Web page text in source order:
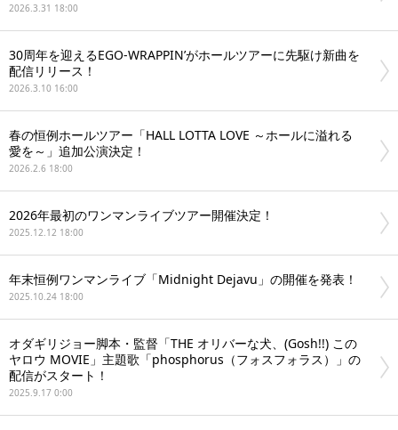
2026.3.31 18:00
30周年を迎えるEGO-WRAPPIN’がホールツアーに先駆け新曲を
配信リリース！
2026.3.10 16:00
春の恒例ホールツアー「HALL LOTTA LOVE ～ホールに溢れる
愛を～」追加公演決定！
2026.2.6 18:00
2026年最初のワンマンライブツアー開催決定！
2025.12.12 18:00
年末恒例ワンマンライブ「Midnight Dejavu」の開催を発表！
2025.10.24 18:00
オダギリジョー脚本・監督「THE オリバーな⽝、(Gosh!!) この
ヤロウ MOVIE」主題歌「phosphorus（フォスフォラス）」の
配信がスタート！
2025.9.17 0:00